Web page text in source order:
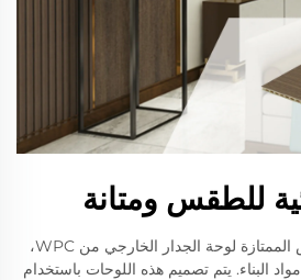
للطقس ومتانة
تتميز قدرات مقاومة الطقس الممتازة لوحة الجدار الخارجي من WPC،
البناء. يتم تصميم هذه اللوحات باستخدام